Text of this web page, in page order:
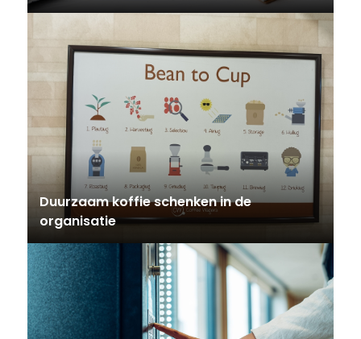
Duurzaam koffie schenken in de
organisatie